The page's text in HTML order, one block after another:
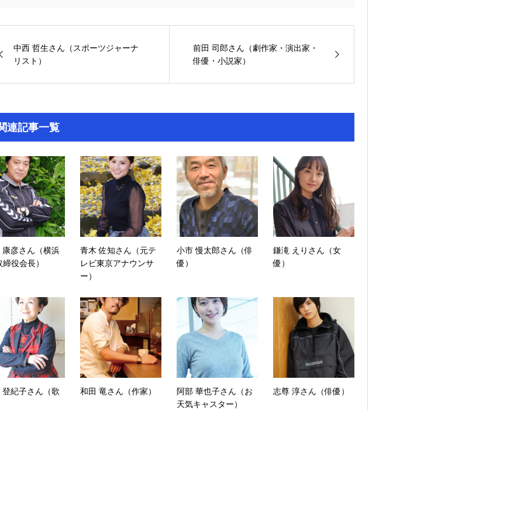
中西 哲生さん（スポーツジャーナ
リスト）
前田 司郎さん（劇作家・演出家・
俳優・小説家）
連記事一覧
康彦さん（横浜
役会長）
青木 佐知さん（元テ
レビ東京アナウンサ
ー）
小市 慢太郎さん（俳
優）
鎌滝 えりさん（女
優）
登紀子さん（歌 和田 竜さん（作家）
阿部 華也子さん（お
天気キャスター）
志尊 淳さん（俳優）